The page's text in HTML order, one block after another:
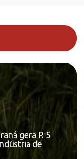
gera R 5
de